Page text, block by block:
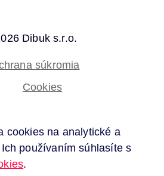
Dibuk s.r.o.
súkromia
Cookies
cookies na analytické a
používaním súhlasíte s
.